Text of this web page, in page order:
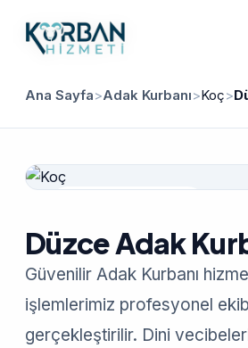
Ana Sayfa>Adak Kurbanı>Koç>
Düzce Adak
Güvenilir Adak Kurbanı
işlemlerimiz profesyonel
gerçekleştirilir. Dini